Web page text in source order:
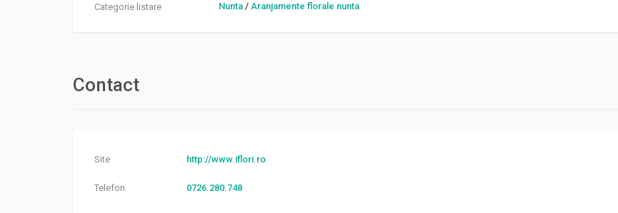
Categorie listare Nunta /Aranjamente florale nunta
Contact
Site http://www.iflori.ro
Telefon 0726.280.748